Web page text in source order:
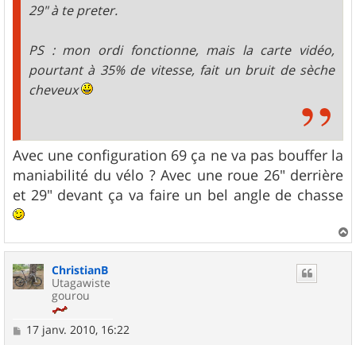
29" à te preter.
PS : mon ordi fonctionne, mais la carte vidéo,
pourtant à 35% de vitesse, fait un bruit de sèche
cheveux
Avec une configuration 69 ça ne va pas bouffer la
maniabilité du vélo ? Avec une roue 26" derrière
et 29" devant ça va faire un bel angle de chasse
a
ChristianB
Utagawiste
gourou
M17 janv. 2010, 16:22